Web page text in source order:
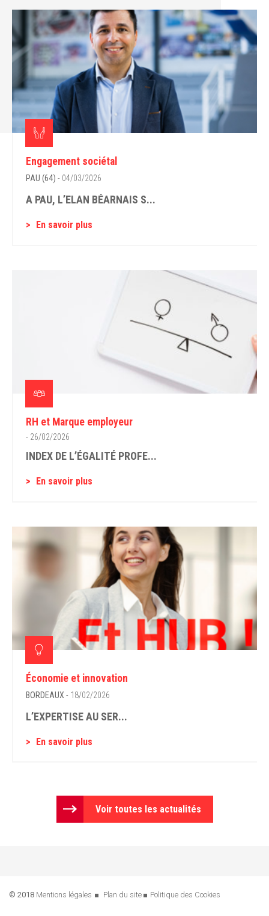
Engagement sociétal
PAU (64) - 04/03/2026
A PAU, L’ELAN BÉARNAIS S...
En savoir plus
RH et Marque employeur
- 26/02/2026
INDEX DE L’ÉGALITÉ PROFE...
En savoir plus
Économie et innovation
BORDEAUX - 18/02/2026
L’EXPERTISE AU SER...
En savoir plus
Voir toutes les actualités
© 2018 Mentions légales Plan du site Politique des Cookies